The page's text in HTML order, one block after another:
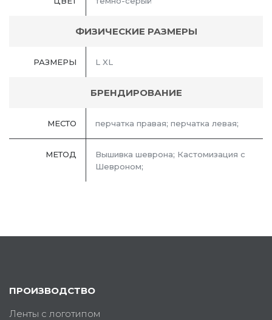
ФИЗИЧЕСКИЕ РАЗМЕРЫ
РАЗМЕРЫ L XL
БРЕНДИРОВАНИЕ
МЕСТО перчатка правая; перчатка левая;
МЕТОД
Вышивка шеврона; Кастомизация с
Шевроном;
ПРОИЗВОДСТВО
Ленты с логотипом